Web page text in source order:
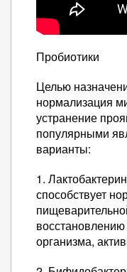
Пробиотики
Целью
нормализация
устранение
популярными
варианты:
1.
способствует
организма,